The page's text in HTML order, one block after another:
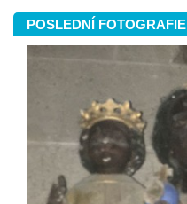
POSLEDNÍ FOTOGRAFIE